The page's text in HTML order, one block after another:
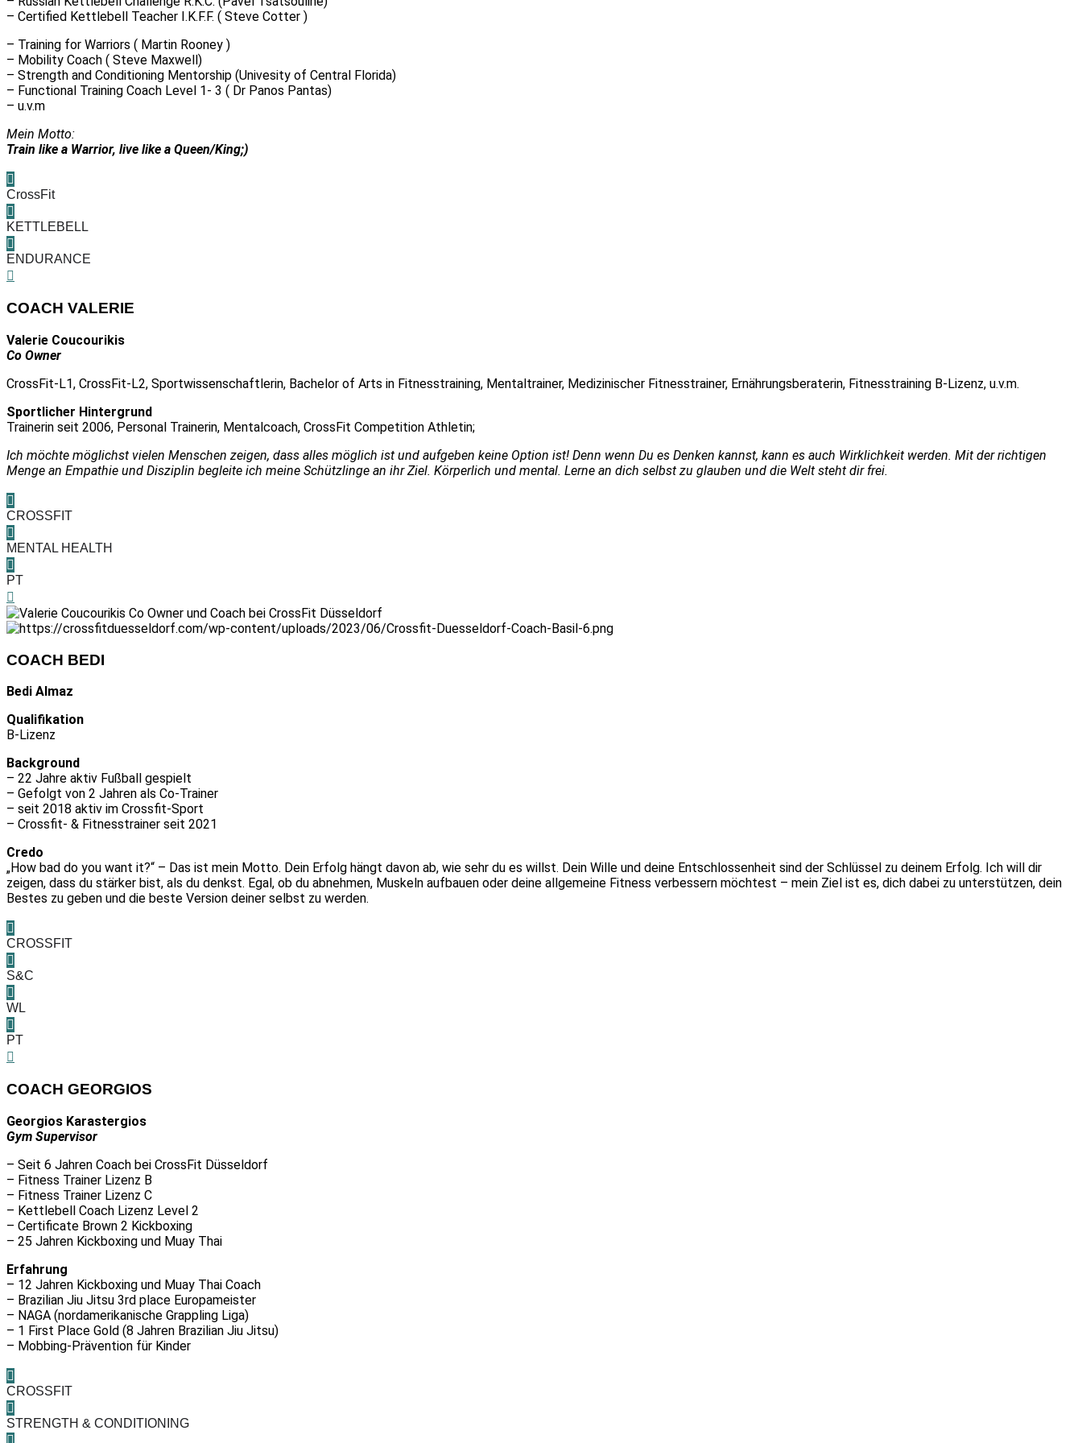
– Certified Kettlebell Teacher I.K.F.F. ( Steve Cotter )
– Training for Warriors ( Martin Rooney )
– Mobility Coach ( Steve Maxwell)
– Strength and Conditioning Mentorship (Univesity of Central Florida)
– Functional Training Coach Level 1- 3 ( Dr Panos Pantas)
– u.v.m
Mein Motto:
Train like a Warrior, live like a Queen/King;)
CrossFit
KETTLEBELL
ENDURANCE
COACH VALERIE
Valerie Coucourikis
Co Owner
CrossFit-L1, CrossFit-L2, Sportwissenschaftlerin, Bachelor of Arts in Fitnesstraining, Mentaltrainer, Medizinischer Fitnesstrainer, Ernährungsberaterin, Fitnesstraining B-Lizenz, u.v.m.
Sportlicher Hintergrund
Trainerin seit 2006, Personal Trainerin, Mentalcoach, CrossFit Competition Athletin;
Ich möchte möglichst vielen Menschen zeigen, dass alles möglich ist und aufgeben keine Option ist! Denn wenn Du es Denken kannst, kann es auch Wirklichkeit werden. Mit der richtigen
Menge an Empathie und Disziplin begleite ich meine Schützlinge an ihr Ziel. Körperlich und mental. Lerne an dich selbst zu glauben und die Welt steht dir frei.
CROSSFIT
MENTAL HEALTH
PT
COACH BEDI
Bedi Almaz
Qualifikation
B-Lizenz
Background
– 22 Jahre aktiv Fußball gespielt
– Gefolgt von 2 Jahren als Co-Trainer
– seit 2018 aktiv im Crossfit-Sport
– Crossfit- & Fitnesstrainer seit 2021
Credo
„How bad do you want it?“ – Das ist mein Motto. Dein Erfolg hängt davon ab, wie sehr du es willst. Dein Wille und deine Entschlossenheit sind der Schlüssel zu deinem Erfolg. Ich will dir
zeigen, dass du stärker bist, als du denkst. Egal, ob du abnehmen, Muskeln aufbauen oder deine allgemeine Fitness verbessern möchtest – mein Ziel ist es, dich dabei zu unterstützen, dein
Bestes zu geben und die beste Version deiner selbst zu werden.
CROSSFIT
S&C
WL
PT
COACH GEORGIOS
Georgios Karastergios
Gym Supervisor
– Seit 6 Jahren Coach bei CrossFit Düsseldorf
– Fitness Trainer Lizenz B
– Fitness Trainer Lizenz C
– Kettlebell Coach Lizenz Level 2
– Certificate Brown 2 Kickboxing
– 25 Jahren Kickboxing und Muay Thai
Erfahrung
– 12 Jahren Kickboxing und Muay Thai Coach
– Brazilian Jiu Jitsu 3rd place Europameister
– NAGA (nordamerikanische Grappling Liga)
– 1 First Place Gold (8 Jahren Brazilian Jiu Jitsu)
– Mobbing-Prävention für Kinder
CROSSFIT
STRENGTH & CONDITIONING